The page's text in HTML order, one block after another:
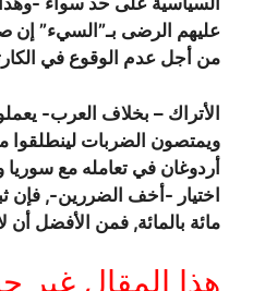
عليهم الرضى بـ”السيء” إن
من أجل عدم الوقوع في
الأتراك – بخلاف العرب-
ويمتصون الضربات لينطلقوا
أردوغان في تعامله مع
اختيار -أخف الضررين-, فإن
مائة بالمائة, فمن الأفضل أن
هذا المقال غير